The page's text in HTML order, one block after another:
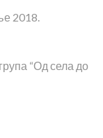
2018.
“Од села до